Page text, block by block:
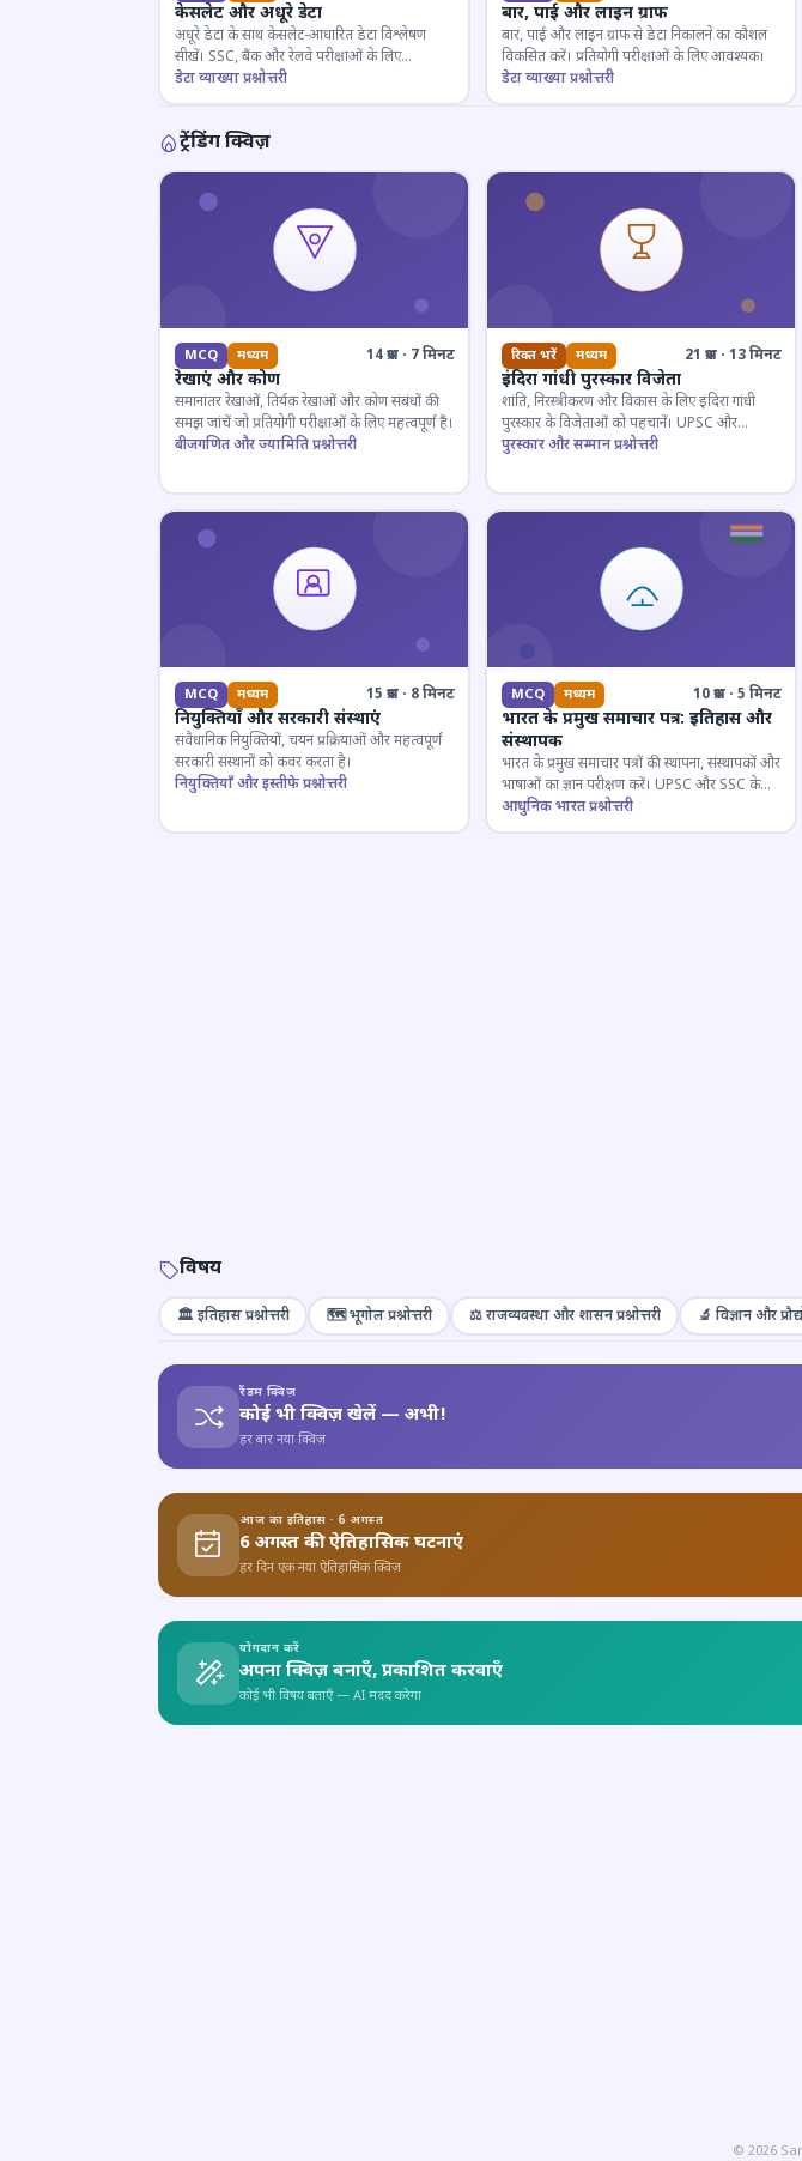
केसलेट और अधूरे डेटा
अधूरे डेटा के साथ केसलेट-आधारित डेटा विश्लेषण
सीखें। SSC, बैंक और रेलवे परीक्षाओं के लिए
महत्वपूर्ण।
डेटा व्याख्या प्रश्नोत्तरी
बार, पाई और लाइन ग्राफ
बार, पाई और लाइन ग्राफ से डेटा निकालने का कौशल
विकसित करें। प्रतियोगी परीक्षाओं के लिए आवश्यक।
डेटा व्याख्या प्रश्नोत्तरी
ट्रेंडिंग क्विज़
MCQ मध्यम 14 प्रश्न · 7 मिनट
रेखाएं और कोण
समानांतर रेखाओं, तिर्यक रेखाओं और कोण संबंधों की
समझ जांचें जो प्रतियोगी परीक्षाओं के लिए महत्वपूर्ण हैं।
बीजगणित और ज्यामिति प्रश्नोत्तरी
रिक्त भरें मध्यम 21 प्रश्न · 13 मिनट
इंदिरा गांधी पुरस्कार विजेता
शांति, निरस्त्रीकरण और विकास के लिए इंदिरा गांधी
पुरस्कार के विजेताओं को पहचानें। UPSC और
प्रतियोगी परीक्षाओं के लिए महत्वपूर्ण।
पुरस्कार और सम्मान प्रश्नोत्तरी
MCQ मध्यम 15 प्रश्न · 8 मिनट
नियुक्तियाँ और सरकारी संस्थाएं
संवैधानिक नियुक्तियों, चयन प्रक्रियाओं और महत्वपूर्ण
सरकारी संस्थानों को कवर करता है।
नियुक्तियाँ और इस्तीफे प्रश्नोत्तरी
MCQ मध्यम 10 प्रश्न · 5 मिनट
भारत के प्रमुख समाचार पत्र: इतिहास और
संस्थापक
भारत के प्रमुख समाचार पत्रों की स्थापना, संस्थापकों और
भाषाओं का ज्ञान परीक्षण करें। UPSC और SSC के
लिए महत्वपूर्ण।
आधुनिक भारत प्रश्नोत्तरी
विषय
🏛️ इतिहास प्रश्नोत्तरी 🗺️ भूगोल प्रश्नोत्तरी ⚖️ राजव्यवस्था और शासन प्रश्नोत्तरी 🔬 विज्ञान और
रैंडम क्विज़
कोई भी क्विज़ खेलें — अभी!
हर बार नया क्विज़
आज का इतिहास · 6 अगस्त
6 अगस्त की ऐतिहासिक घटनाएं
हर दिन एक नया ऐतिहासिक क्विज़
योगदान करें
अपना क्विज़ बनाएँ, प्रकाशित करवाएँ
कोई भी विषय बताएँ — AI मदद करेगा
© 2026